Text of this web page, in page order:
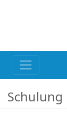
Schulung